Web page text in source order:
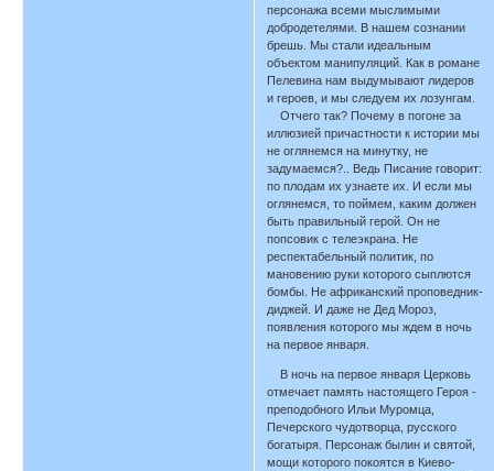
персонажа всеми мыслимыми
добродетелями. В нашем сознании
брешь. Мы стали идеальным
объектом манипуляций. Как в романе
Пелевина нам выдумывают лидеров
и героев, и мы следуем их лозунгам.
Отчего так? Почему в погоне за
иллюзией причастности к истории мы
не оглянемся на минутку, не
задумаемся?.. Ведь Писание говорит:
по плодам их узнаете их. И если мы
оглянемся, то поймем, каким должен
быть правильный герой. Он не
попсовик с телеэкрана. Не
респектабельный политик, по
мановению руки которого сыплются
бомбы. Не африканский проповедник-
диджей. И даже не Дед Мороз,
появления которого мы ждем в ночь
на первое января.
В ночь на первое января Церковь
отмечает память настоящего Героя -
преподобного Ильи Муромца,
Печерского чудотворца, русского
богатыря. Персонаж былин и святой,
мощи которого покоятся в Киево-